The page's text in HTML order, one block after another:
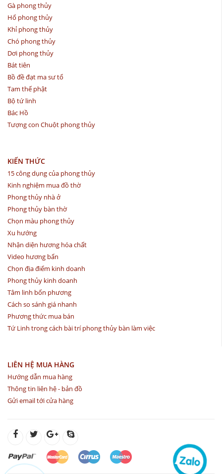
Gà phong thủy
Hổ phong thủy
Khỉ phong thủy
Chó phong thủy
Dơi phong thủy
Bát tiên
Bồ đề đạt ma sư tổ
Tam thế phật
Bộ tứ linh
Bác Hồ
Tượng con Chuột phong thủy
KIẾN THỨC
15 công dụng của phong thủy
Kinh nghiệm mua đồ thờ
Phong thủy nhà ở
Phong thủy bàn thờ
Chọn màu phong thủy
Xu hướng
Nhận diện hương hóa chất
Video hương bẩn
Chọn địa điểm kinh doanh
Phong thủy kinh doanh
Tâm linh bốn phương
Cách so sánh giá nhanh
Phương thức mua bán
Tứ Linh trong cách bài trí phong thủy bàn làm việc
LIÊN HỆ MUA HÀNG
Hướng dẫn mua hàng
Thông tin liên hệ - bản đồ
Gửi email tới cửa hàng